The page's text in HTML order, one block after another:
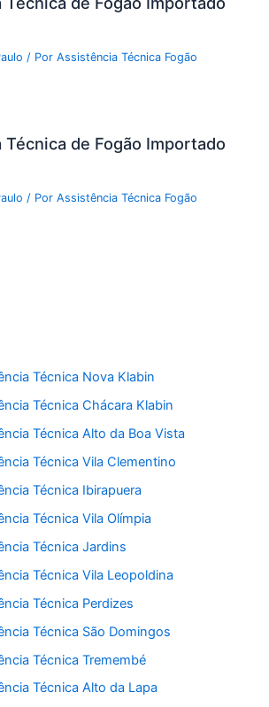
/ PorAssistência Técnica Fogão
de Fogão Importado
/ PorAssistência Técnica Fogão
Técnica Nova Klabin
Técnica Chácara Klabin
Técnica Alto da Boa Vista
Técnica Vila Clementino
Técnica Ibirapuera
Técnica Vila Olímpia
Técnica Jardins
Técnica Vila Leopoldina
Técnica Perdizes
Técnica São Domingos
Técnica Tremembé
Técnica Alto da Lapa